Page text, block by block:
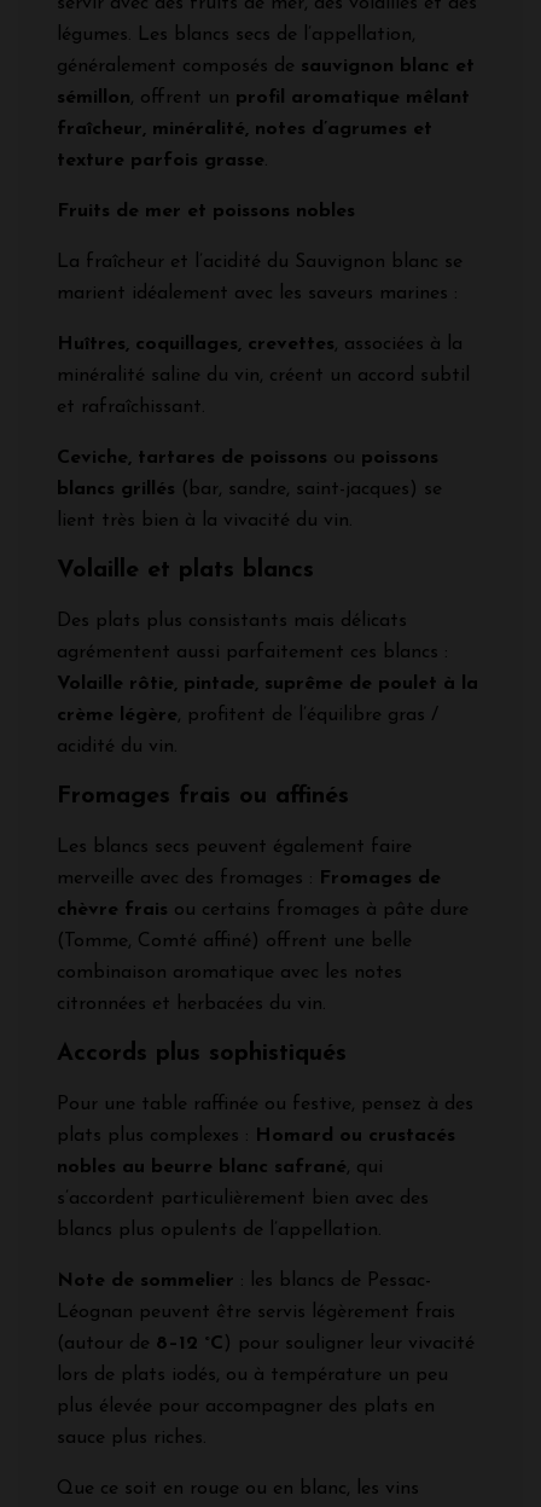
légumes. Les blancs secs de l’appellation,
généralement composés de sauvignon blanc et
sémillon, offrent un profil aromatique mêlant
fraîcheur, minéralité, notes d’agrumes et
texture parfois grasse.
Fruits de mer et poissons nobles
La fraîcheur et l’acidité du Sauvignon blanc se
marient idéalement avec les saveurs marines :
Huîtres, coquillages, crevettes, associées à la
minéralité saline du vin, créent un accord subtil
et rafraîchissant.
Ceviche, tartares de poissons ou poissons
blancs grillés (bar, sandre, saint-jacques) se
lient très bien à la vivacité du vin.
Volaille et plats blancs
Des plats plus consistants mais délicats
agrémentent aussi parfaitement ces blancs :
Volaille rôtie, pintade, suprême de poulet à la
crème légère, profitent de l’équilibre gras /
acidité du vin.
Fromages frais ou affinés
Les blancs secs peuvent également faire
merveille avec des fromages :
Fromages de
chèvre frais ou certains fromages à pâte dure
(Tomme, Comté affiné) offrent une belle
combinaison aromatique avec les notes
citronnées et herbacées du vin.
Accords plus sophistiqués
Pour une table raffinée ou festive, pensez à des
plats plus complexes :
Homard ou crustacés
nobles au beurre blanc safrané, qui
s’accordent particulièrement bien avec des
blancs plus opulents de l’appellation.
Note de sommelier : les blancs de Pessac-
Léognan peuvent être servis légèrement frais
(autour de 8–12 °C) pour souligner leur vivacité
lors de plats iodés, ou à température un peu
plus élevée pour accompagner des plats en
sauce plus riches.
Que ce soit en rouge ou en blanc, les vins